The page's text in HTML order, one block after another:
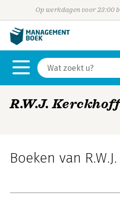
Op werkdagen voor 23:00
R.W.J.
Boeken van